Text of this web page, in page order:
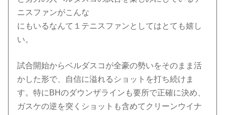
ニスファンがこんな
にもいるなんて１テニスファンとしてはとても嬉し
い。
試合開始からベルダスコが全豪の勢いをそのまま活
かした形で、自信に溢れるショットを打ち続けま
す。特にBHのダウンザラインも要所で正確に決め、
ガスケの逆を突くショットも含めてクリーンウイナ